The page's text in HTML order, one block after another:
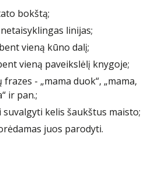
bokštą;
linijas;
vieną kūno dalį;
vieną paveikslėlį knygoje;
- „mama duok“, „mama,
ir pan.;
kelis šaukštus maisto;
juos parodyti.